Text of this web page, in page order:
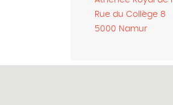
Rue du Collège 8
5000 Namur